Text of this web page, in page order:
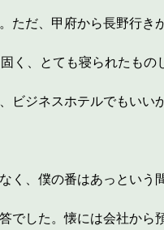
だ、甲府から長野行き
く、とても寝られたも
ジネスホテルでもいい
、僕の番はあっという
した。懐には会社から